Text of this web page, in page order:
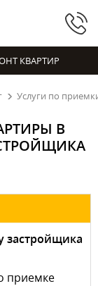
КВАРТИР
Услуги по
В
застройщика
приемке